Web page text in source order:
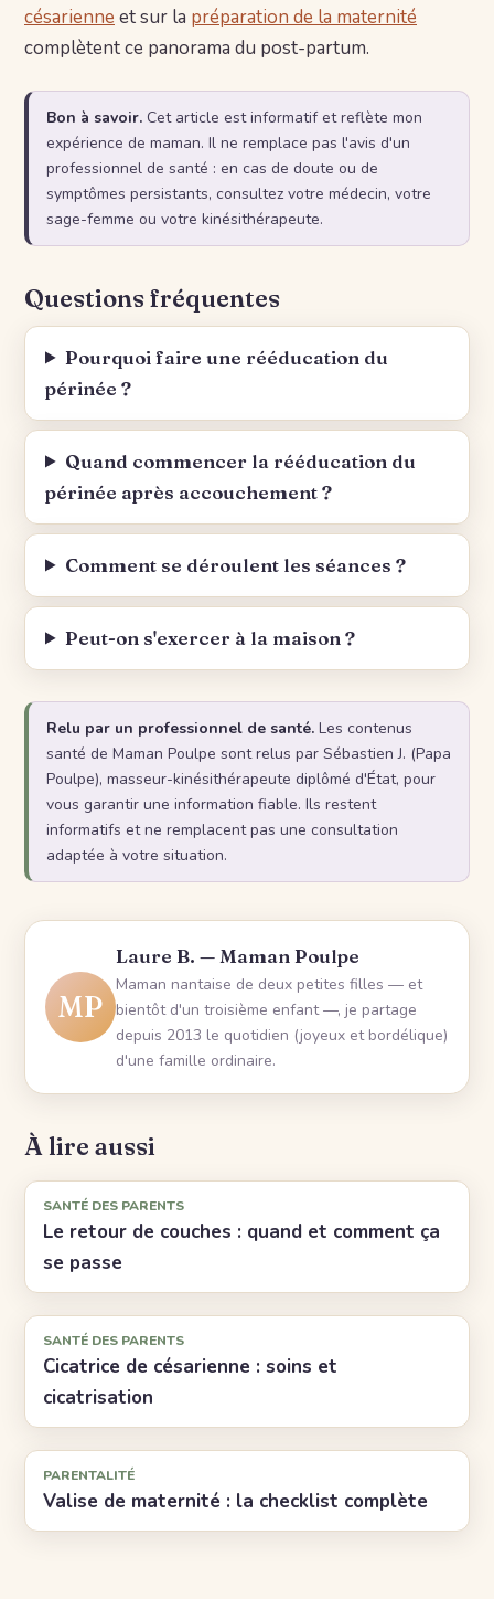
césarienne et sur la préparation de la maternité
complètent ce panorama du post-partum.
Bon à savoir. Cet article est informatif et reflète mon
expérience de maman. Il ne remplace pas l'avis d'un
professionnel de santé : en cas de doute ou de
symptômes persistants, consultez votre médecin, votre
sage-femme ou votre kinésithérapeute.
Questions fréquentes
Pourquoi faire une rééducation du
périnée ?
Quand commencer la rééducation du
périnée après accouchement ?
Comment se déroulent les séances ?
Peut-on s'exercer à la maison ?
Relu par un professionnel de santé. Les contenus
santé de Maman Poulpe sont relus par Sébastien J. (Papa
Poulpe), masseur-kinésithérapeute diplômé d'État, pour
vous garantir une information fiable. Ils restent
informatifs et ne remplacent pas une consultation
adaptée à votre situation.
MP
Laure B. — Maman Poulpe
Maman nantaise de deux petites filles — et
bientôt d'un troisième enfant —, je partage
depuis 2013 le quotidien (joyeux et bordélique)
d'une famille ordinaire.
À lire aussi
SANTÉ DES PARENTS
Le retour de couches : quand et comment ça
se passe
SANTÉ DES PARENTS
Cicatrice de césarienne : soins et
cicatrisation
PARENTALITÉ
Valise de maternité : la checklist complète